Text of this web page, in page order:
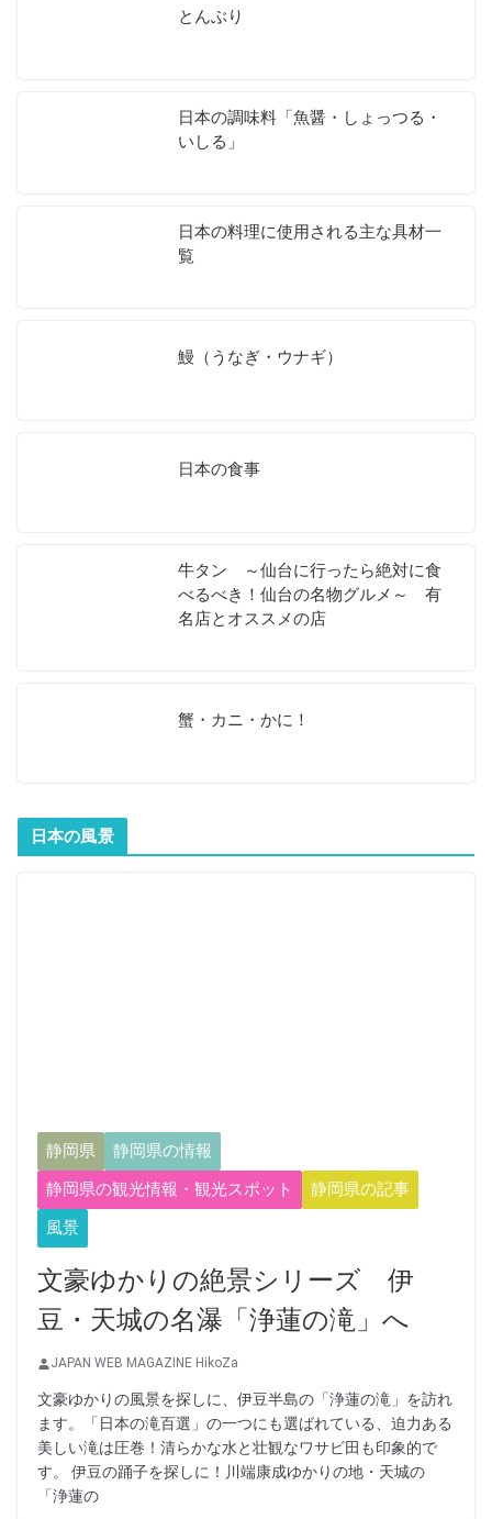
とんぶり
日本の調味料「魚醤・しょっつる・
いしる」
日本の料理に使用される主な具材一
覧
鰻（うなぎ・ウナギ）
日本の食事
牛タン ～仙台に行ったら絶対に食
べるべき！仙台の名物グルメ～ 有
名店とオススメの店
蟹・カニ・かに！
日本の風景
静岡県
静岡県の情報
静岡県の観光情報・観光スポット
静岡県の記事
風景
文豪ゆかりの絶景シリーズ 伊
豆・天城の名瀑「浄蓮の滝」へ
JAPAN WEB MAGAZINE HikoZa
文豪ゆかりの風景を探しに、伊豆半島の「浄蓮の滝」を訪れ
ます。「日本の滝百選」の一つにも選ばれている、迫力ある
美しい滝は圧巻！清らかな水と壮観なワサビ田も印象的で
す。 伊豆の踊子を探しに！川端康成ゆかりの地・天城の
「浄蓮の